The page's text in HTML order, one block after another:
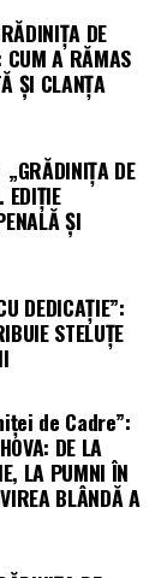
DE
CUM A RĂMAS
ȘI CLANȚA
DE
EDIȚIE
ȘI
DEDICAȚIE”:
STELUȚE
de Cadre”:
DE LA
LA PUMNI ÎN
BLÂNDĂ A